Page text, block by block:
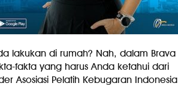
lakukan di rumah? Nah, dalam Brava
fakta yang harus Anda ketahui dari
Asosiasi Pelatih Kebugaran Indonesia